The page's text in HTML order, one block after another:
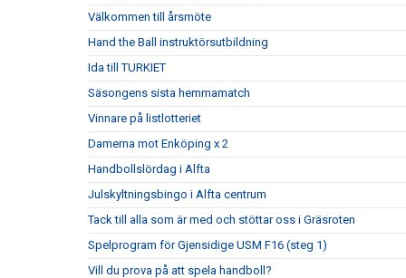
Välkommen till årsmöte
Hand the Ball instruktörsutbildning
Ida till TURKIET
Säsongens sista hemmamatch
Vinnare på listlotteriet
Damerna mot Enköping x 2
Handbollslördag i Alfta
Julskyltningsbingo i Alfta centrum
Tack till alla som är med och stöttar oss i Gräsroten
Spelprogram för Gjensidige USM F16 (steg 1)
Vill du prova på att spela handboll?